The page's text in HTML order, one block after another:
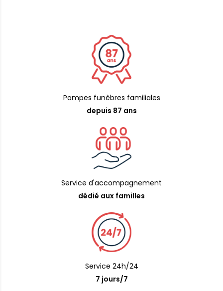
Pompes funèbres familiales
depuis 87 ans
Service d'accompagnement
dédié aux familles
Service 24h/24
7 jours/7